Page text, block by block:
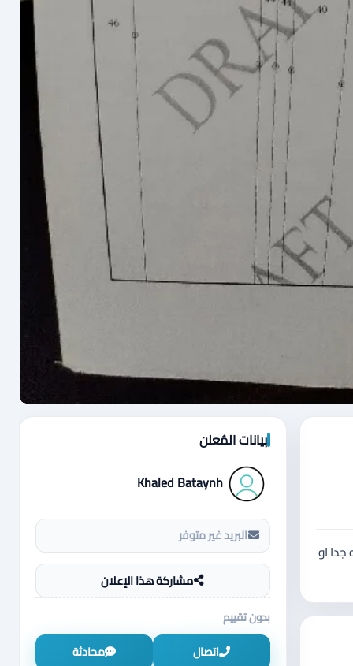
جدا او
بيانات المُعلن
Khaled Bataynh
البريد غير متوفر
مشاركة هذا الإعلان
بدون تقييم
اتصال
محادثة